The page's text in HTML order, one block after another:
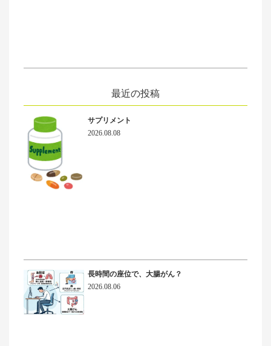
最近の投稿
サプリメント
2026.08.08
長時間の座位で、大腸がん？
2026.08.06